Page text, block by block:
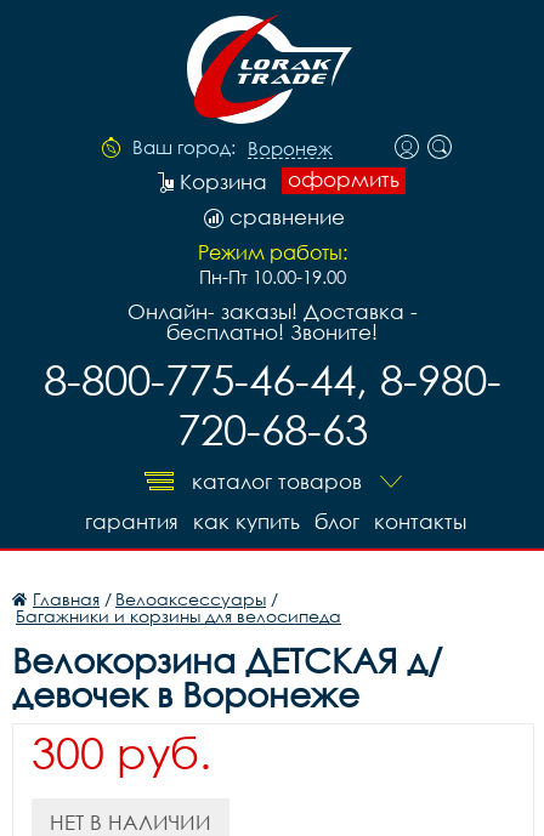
Ваш город: Воронеж
оформить
Корзина
сравнение
Режим работы:
Пн-Пт 10.00-19.00
Онлайн- заказы! Доставка -
бесплатно! Звоните!
8-800-775-46-44, 8-980-
720-68-63
каталог товаров
контакты
блог
как купить
гарантия
Главная / Велоаксессуары /
Багажники и корзины для велосипеда
Велокорзина ДЕТСКАЯ д/
девочек в Воронеже
300 руб.
НЕТ В НАЛИЧИИ